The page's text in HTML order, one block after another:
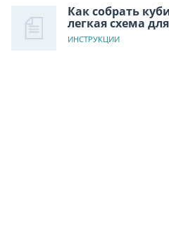
Как собрать
легкая схема
ИНСТРУКЦИИ